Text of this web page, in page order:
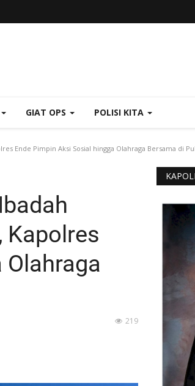
GIAT OPS POLISI KITA
Ende Pimpin Aksi Sosial hingga Olahraga Bersama di
Kapolres
219